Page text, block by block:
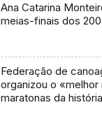
Ana Catarina
meias-finais dos
Federação de
organizou o «melhor
maratonas da